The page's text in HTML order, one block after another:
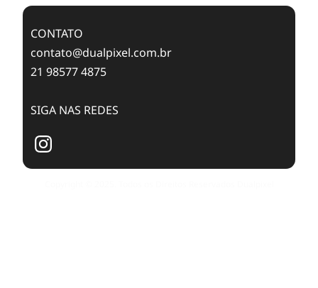
CONTATO
contato@dualpixel.com.br
21 98577 4875
SIGA NAS REDES